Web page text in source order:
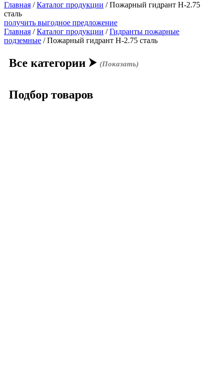
Главная /Каталог продукции /Пожарный гидрант Н-2.75
сталь
получить выгодное предложение
Главная /Каталог продукции /Гидранты пожарные
подземные / Пожарный гидрант Н-2.75 сталь
Все категории ⮞ (Показать)
Подбор товаров